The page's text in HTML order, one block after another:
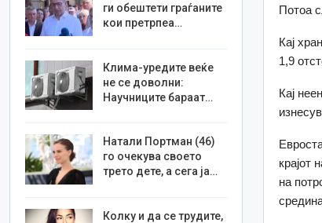
Потоа
Кај
1,9
Кај
крајот
на
ги обештети граѓаните
кои претрпеа…
Клима-уредите веќе
не се доволни:
Научниците бараат…
Натали Портман (46)
го очекува своето
трето дете, а сега ја…
Колку и да се трудите,